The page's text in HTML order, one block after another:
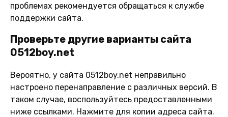
проблемах рекомендуется обращаться к службе
поддержки сайта.
Проверьте другие варианты сайта
0512boy.net
Вероятно, у сайта 0512boy.net неправильно
настроено перенаправление с различных версий. В
таком случае, воспользуйтесь предоставленными
ниже ссылками. Нажмите для копии адреса сайта.